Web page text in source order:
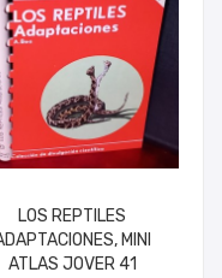
LOS REPTILES
MINI
ATLAS JOVER 41